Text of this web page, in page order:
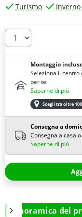
Turismo Inverno
Quantità
Montaggio
Seleziona il centro
per te
Saperne di più
Scegli tra oltre
Consegna a
Consegna a casa
Saperne di più
Panoramica del